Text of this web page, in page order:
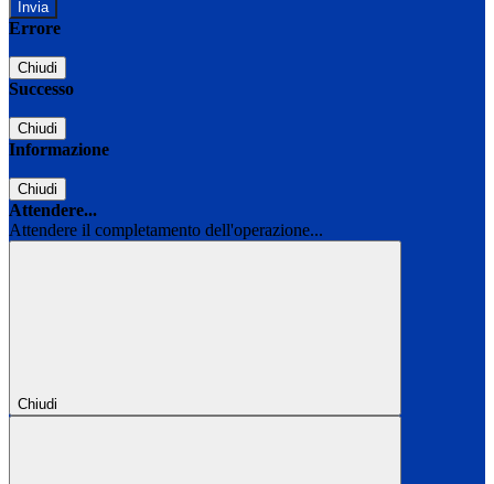
Errore
Chiudi
Successo
Chiudi
Informazione
Chiudi
Attendere...
Attendere il completamento dell'operazione...
Chiudi